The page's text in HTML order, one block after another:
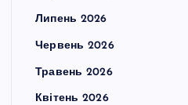
Липень 2026
Червень 2026
Травень 2026
Квітень 2026